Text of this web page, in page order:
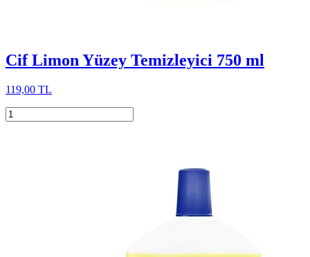
Cif Limon Yüzey Temizleyici 750 ml
119,00 TL